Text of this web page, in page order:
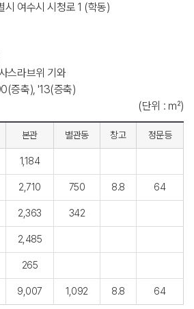
시 여수시 시청로 1 (학동)
스라브위 기와
증축), '13(증축)
(단위 : ㎡)
본관 별관동 창고 정문등
1,184
2,710 750 8.8 64
2,363 342
2,485
265
9,007 1,092 8.8 64